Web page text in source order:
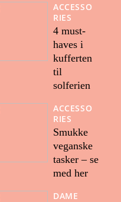
ACCESSO
RIES
4 must-
haves i
kufferten
til
solferien
ACCESSO
RIES
Smukke
veganske
tasker – se
med her
DAME